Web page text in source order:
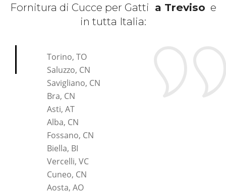
Fornitura di Cucce per Gatti a Treviso e
in tutta Italia:
Torino, TO
Saluzzo, CN
Savigliano, CN
Bra, CN
Asti, AT
Alba, CN
Fossano, CN
Biella, BI
Vercelli, VC
Cuneo, CN
Aosta, AO